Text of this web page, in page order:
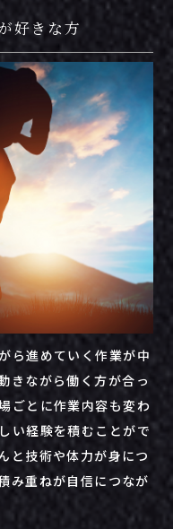
好きな方
ら進めてい く作業が中
きながら働く方が合 っ
ごと に作業内容も変わ
い経験を積む ことがで
と 技術や体力が身につ
み重ねが自信につなが